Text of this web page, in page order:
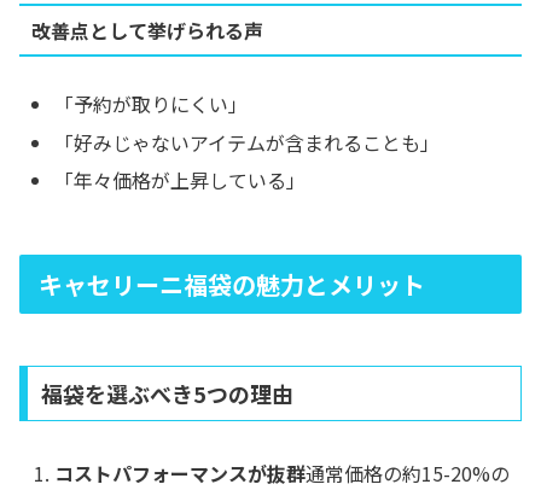
改善点として挙げられる声
「予約が取りにくい」
「好みじゃないアイテムが含まれることも」
「年々価格が上昇している」
キャセリーニ福袋の魅力とメリット
福袋を選ぶべき5つの理由
コストパフォーマンスが抜群通常価格の約15-20%の